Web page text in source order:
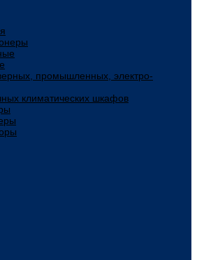
промышленных, электро-
климатических шкафов